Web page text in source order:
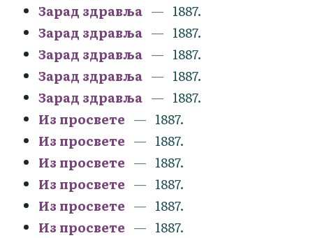
Зарад здравља
1887.
Зарад здравља
1887.
Зарад здравља
1887.
Зарад здравља
1887.
Зарад здравља
1887.
Из просвете
1887.
Из просвете
1887.
Из просвете
1887.
Из просвете
1887.
Из просвете
1887.
Из просвете
1887.